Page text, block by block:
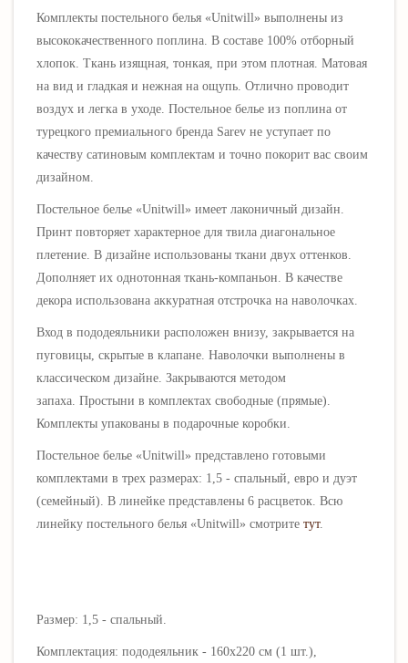
Комплекты постельного белья «Unitwill» выполнены из
высококачественного поплина. В составе 100% отборный
хлопок. Ткань изящная, тонкая, при этом плотная. Матовая
на вид и гладкая и нежная на ощупь. Отлично проводит
воздух и легка в уходе. Постельное белье из поплина от
турецкого премиального бренда Sarev не уступает по
качеству сатиновым комплектам и точно покорит вас своим
дизайном.
Постельное белье «Unitwill» имеет лаконичный дизайн.
Принт повторяет характерное для твила диагональное
плетение. В дизайне использованы ткани двух оттенков.
Дополняет их однотонная ткань-компаньон. В качестве
декора использована аккуратная отстрочка на наволочках.
Вход в пододеяльники расположен внизу, закрывается на
пуговицы, скрытые в клапане. Наволочки выполнены в
классическом дизайне. Закрываются методом
запаха. Простыни в комплектах свободные (прямые).
Комплекты упакованы в подарочные коробки.
Постельное белье «Unitwill» представлено готовыми
комплектами в трех размерах: 1,5 - спальный, евро и дуэт
(семейный). В линейке представлены 6 расцветок. Всю
линейку постельного белья «Unitwill» смотрите тут.
Размер: 1,5 - спальный.
Комплектация: пододеяльник - 160х220 см (1 шт.),